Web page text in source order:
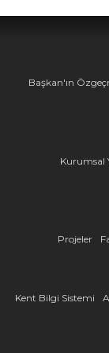
Başkan'ın
Kurumsal
Projeler
Kent Bilgi Sistemi